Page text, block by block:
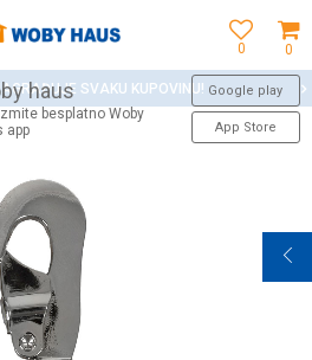
0
0
haus
besplatno Woby
app
Google play
App Store
SVAKU KUPOVINU!